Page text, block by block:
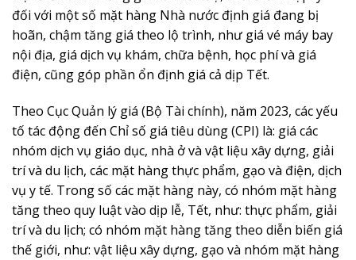
đối với một số mặt hàng Nhà nước định giá đang bị
hoãn, chậm tăng giá theo lộ trình, như giá vé máy bay
nội địa, giá dịch vụ khám, chữa bệnh, học phí và giá
điện, cũng góp phần ổn định giá cả dịp Tết.
Theo Cục Quản lý giá (Bộ Tài chính), năm 2023, các yếu
tố tác động đến Chỉ số giá tiêu dùng (CPI) là: giá các
nhóm dịch vụ giáo dục, nhà ở và vật liệu xây dựng, giải
trí và du lịch, các mặt hàng thực phẩm, gạo và điện, dịch
vụ y tế. Trong số các mặt hàng này, có nhóm mặt hàng
tăng theo quy luật vào dịp lễ, Tết, như: thực phẩm, giải
trí và du lịch; có nhóm mặt hàng tăng theo diễn biến giá
thế giới, như: vật liệu xây dựng, gạo và nhóm mặt hàng